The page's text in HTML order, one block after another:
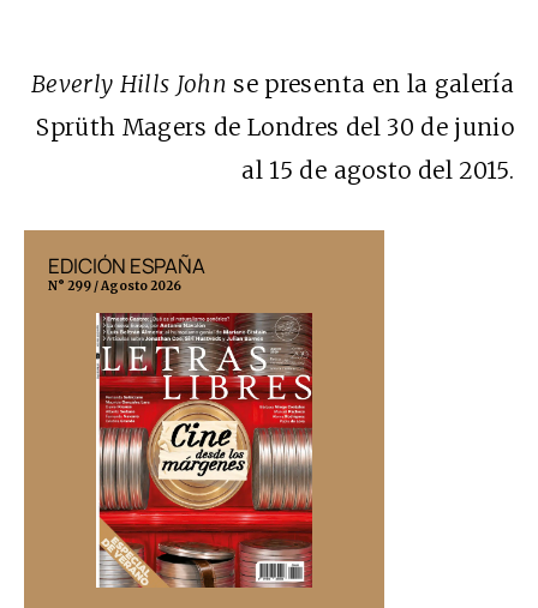
Beverly Hills John se presenta en la galería
Sprüth Magers de Londres del 30 de junio
al 15 de agosto del 2015.
EDICIÓN ESPAÑA
N° 299 / Agosto 2026